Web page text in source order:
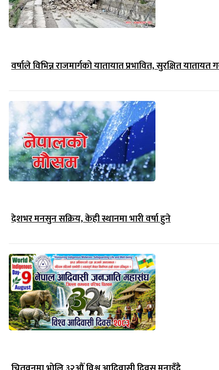
वर्षाले विभिन्न राजमार्गको यातायात प्रभावित, सुरक्षित यातायत
देशभर मनसुन सक्रिय, केही स्थानमा भारी वर्षा हुने